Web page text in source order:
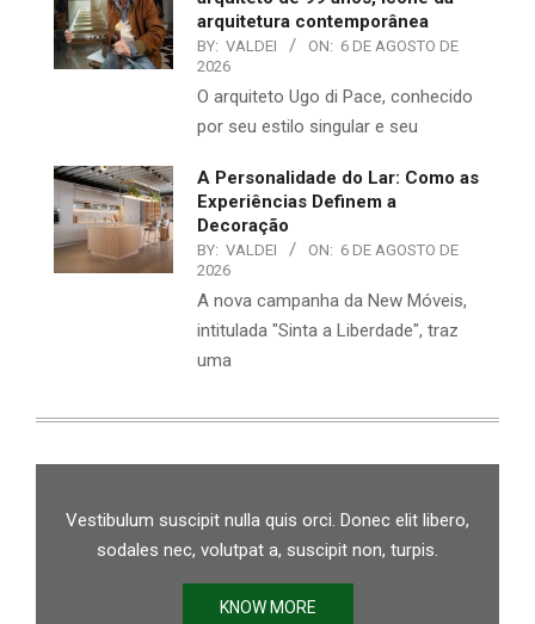
arquitetura contemporânea
BY: VALDEI ON: 6 DE AGOSTO DE
2026
O arquiteto Ugo di Pace, conhecido
por seu estilo singular e seu
A Personalidade do Lar: Como as
Experiências Definem a
Decoração
BY: VALDEI ON: 6 DE AGOSTO DE
2026
A nova campanha da New Móveis,
intitulada "Sinta a Liberdade", traz
uma
Vestibulum suscipit nulla quis orci. Donec elit libero,
sodales nec, volutpat a, suscipit non, turpis.
KNOW MORE